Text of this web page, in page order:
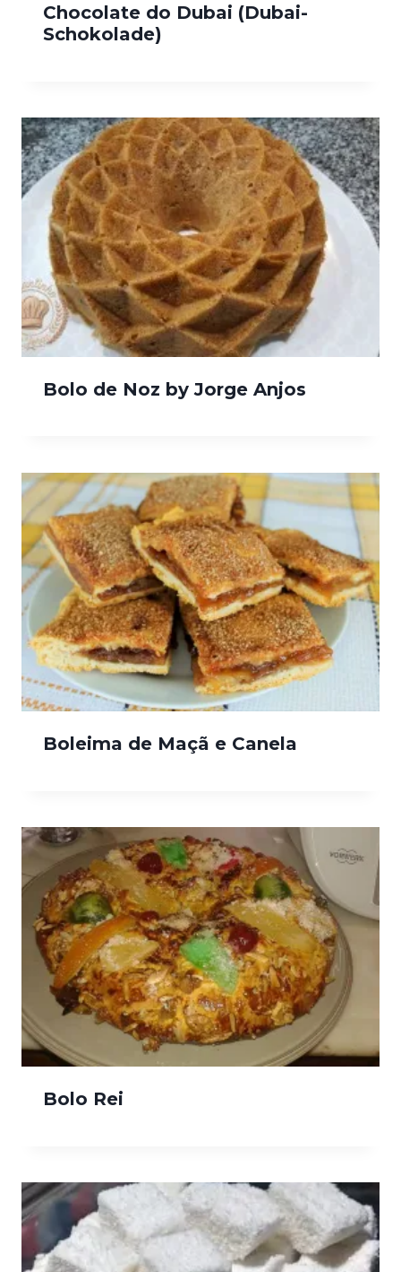
Chocolate do Dubai (Dubai-
Schokolade)
Bolo de Noz by Jorge Anjos
Boleima de Maçã e Canela
Bolo Rei